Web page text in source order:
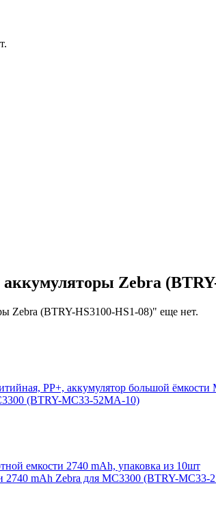
Zebra
Zebra (BTRY-HS3100-HS1-08)" еще нет.
PP+, аккумулятор большой ёмкости
(BTRY-MC33-52MA-10)
емкости 2740 mAh, упаковка из 10шт
2740 mAh Zebra для MC3300 (BTRY-MC33-